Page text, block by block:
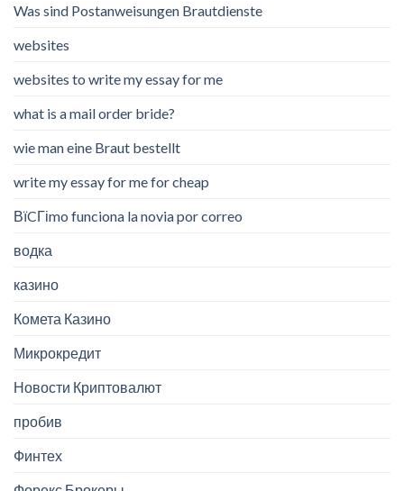
Was sind Postanweisungen Brautdienste
websites
websites to write my essay for me
what is a mail order bride?
wie man eine Braut bestellt
write my essay for me for cheap
ВїCГіmo funciona la novia por correo
водка
казино
Комета Казино
Микрокредит
Новости Криптовалют
пробив
Финтех